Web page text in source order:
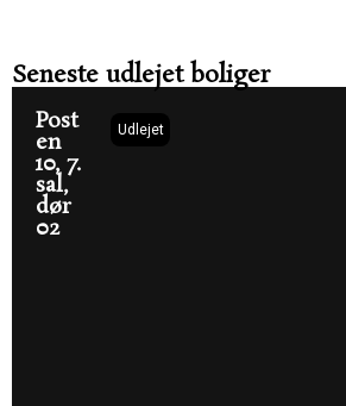
Seneste udlejet boliger
Post
en
10, 7.
sal,
dør
02
Udlejet